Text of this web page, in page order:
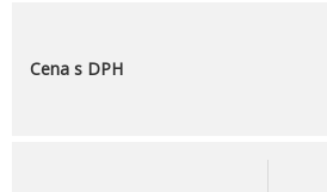
Cena s DPH